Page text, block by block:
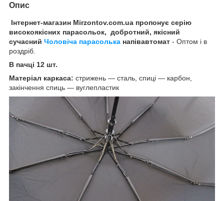
Опис
Інтернет-магазин Mirzontov.com.ua пропонує серію
високоякісних парасольок, добротний, якісний
сучасний Чоловіча парасолька напівавтомат - Оптом і в
роздріб.
В пачці 12 шт.
Матеріал каркаса: стрижень — сталь, спиці — карбон,
закінчення спиць — вуглепластик